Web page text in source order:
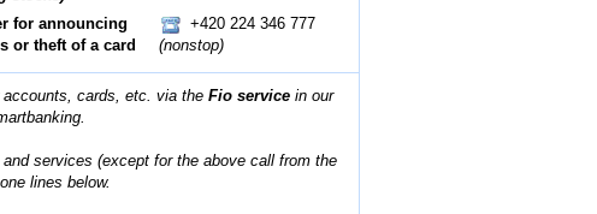
for announcing
or theft of a card
+420 224 346 777
(nonstop)
accounts, cards, etc. via the Fio service in our
services (except for the above call from the
lines below.